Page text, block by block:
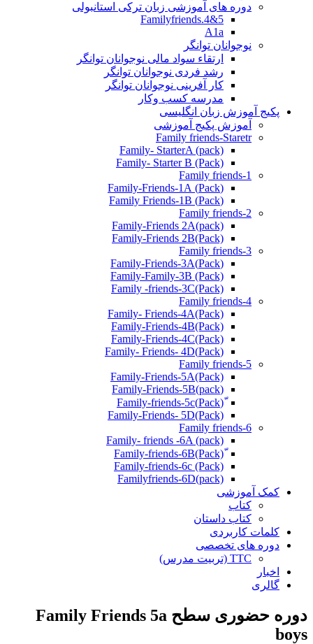
دوره های آموزشی زبان ترکی استانبولی
Familyfriends.4&5
A1a
نوجوانان توانگر
ارتقاء سواد مالی نوجوانان توانگر
رشد فردی نوجوانان توانگر
کار آفرینی نوجوانان توانگر
مدرسه کسب وکار
پکیج آموزش زبان انگلیسی
آموزش پکیج آموزشی
Family friends-Staretr
Family- StarterA (pack)
Family- Starter B (Pack)
Family friends-1
(Pack) Family-Friends-1A
(Pack) Family Friends-1B
Family friends-2
Family-Friends 2A(pack)
Family-Friends 2B(Pack)
Family friends-3
(Pack)Family-Friends-3A
Family-Family-3B (Pack)
Family -friends-3C(Pack)
Family friends-4
Family- Friends-4A(Pack)
Family-Friends-4B(Pack)
Family-Friends-4C(Pack)
(Pack)Family- Friends- 4D
Family friends-5
Family-Friends-5A(Pack)
(pack)Family-Friends-5B
ّ(Pack)Family-friends-5c
Family-Friends- 5D(Pack)
Family friends-6
Family- friends -6A (pack)
Family-friends-6c (Pack)
Familyfriends-6D(pack)
کمک آموزشی
کتاب
کتاب داستان
کلمات کاربردی
دوره های تخصصی
TTC (تربیت مدرس)
اخبار
گالری
دوره حضوری سطح Family Friends 5a
boys